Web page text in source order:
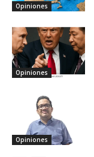
Opiniones
Opiniones
Opiniones